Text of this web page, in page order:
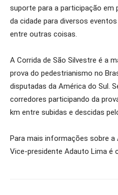
suporte para a participação em
da cidade para diversos
entre outras coisas.
A Corrida de São Silvestre é a
prova do pedestrianismo no
disputadas da América do Sul.
corredores participando da
km entre subidas e descidas
Para mais informações sobre a
Vice-presidente Adauto Lima é